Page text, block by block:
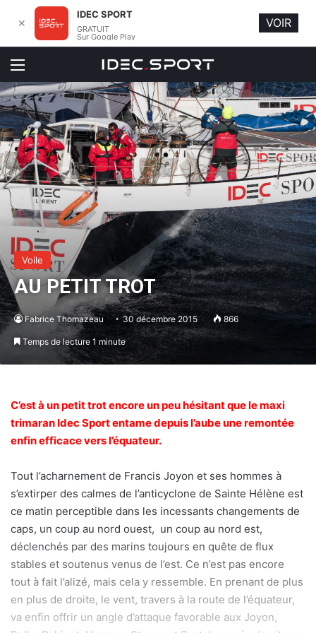
Menu
Voile
AU PETIT TROT
Fabrice Thomazeau 30 décembre 2015 866
Temps de lecture 1 minute
C’est à un petit trot encore un peu hésitant que le maxi
trimaran Idec Sport entame depuis l’aube une remontée
enfin efficace vers l’équateur.
Tout l’acharnement de Francis Joyon et ses hommes à
s’extirper des calmes de l’anticyclone de Sainte Hélène est
ce matin perceptible dans les incessants changements de
caps, un coup au nord ouest, un coup au nord est,
déclenchés par des marins toujours en quête de flux
stables et soutenus venus de l’est. Ce n’est pas encore
tout à fait l’alizé, mais cela y ressemble. En prenant de plus
en plus de droite, le vent, travers à la route de l’équateur,
va enfin offrir un angle d’attaque favorable aux Joyon,
✕
IDEC SPORT
GRATUIT
Sur Google Play
VOIR